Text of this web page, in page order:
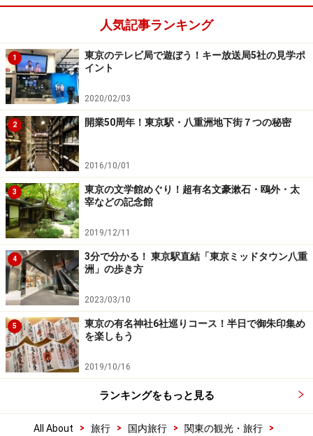
人気記事ランキング
1
東京のテレビ局で遊ぼう！キー放送局5社の見学ポ
イント
2020/02/03
2 開業50周年！東京駅・八重洲地下街７つの秘密
2016/10/01
3
東京の文学館めぐり！超有名文豪漱石・鴎外・太
宰などの記念館
2019/12/11
4
3分で分かる！ 東京駅直結「東京ミッドタウン八重
洲」の歩き方
2023/03/10
5
東京の有名神社6社巡りコース！半日で御朱印集め
を楽しもう
2019/10/16
ランキングをもっと見る
All About > 旅行 > 国内旅行 > 関東の観光・旅行 >